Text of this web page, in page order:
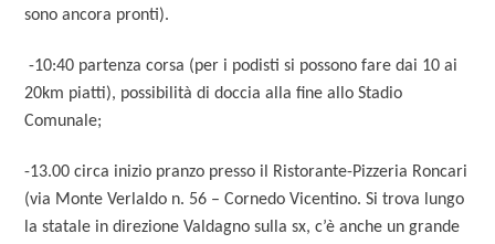
sono ancora pronti).
-10:40 partenza corsa (per i podisti si possono fare dai 10 ai
20km piatti), possibilità di doccia alla fine allo Stadio
Comunale;
-13.00 circa inizio pranzo presso il Ristorante-Pizzeria Roncari
(via Monte Verlaldo n. 56 – Cornedo Vicentino. Si trova lungo
la statale in direzione Valdagno sulla sx, c’è anche un grande